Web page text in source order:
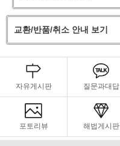
교환/반품/취소 안내 보기
자유게시판 질문과대답
포토리뷰 해법게시판